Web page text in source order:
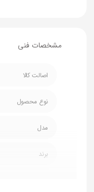
مشخصات فنی
اصالت کالا
نوع محصول
مدل
برند